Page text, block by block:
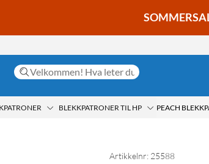
BLEKKPATRONER TIL HP
Artikkelnr: 25588